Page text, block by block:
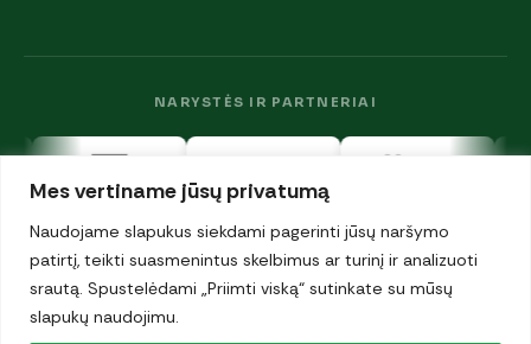
Mes vertiname jūsų privatumą
Naudojame slapukus siekdami pagerinti jūsų naršymo
patirtį, teikti suasmenintus skelbimus ar turinį ir analizuoti
srautą. Spustelėdami „Priimti viską“ sutinkate su mūsų
slapukų naudojimu.
NARYSTĖS IR PARTNERIAI
© 2026 UAB „Antalgija". Visos teisės saugomos.